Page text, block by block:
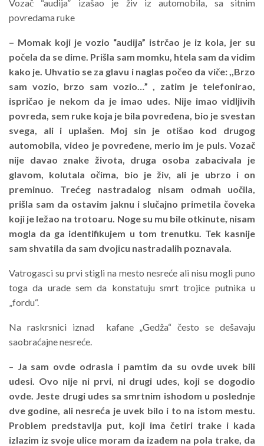
Vozač “audija” izašao je živ iz automobila, sa sitnim
povredama ruke
– Momak koji je vozio “audija” istrčao je iz kola, jer su
počela da se dime. Prišla sam momku, htela sam da vidim
kako je. Uhvatio se za glavu i naglas počeo da viče: ,,Brzo
sam vozio, brzo sam vozio…” , zatim je telefonirao,
ispričao je nekom da je imao udes. Nije imao vidljivih
povreda, sem ruke koja je bila povređena, bio je svestan
svega, ali i uplašen. Moj sin je otišao kod drugog
automobila, video je povređene, merio im je puls. Vozač
nije davao znake života, druga osoba zabacivala je
glavom, kolutala očima, bio je živ, ali je ubrzo i on
preminuo. Trećeg nastradalog nisam odmah uočila,
prišla sam da ostavim jaknu i slučajno primetila čoveka
koji je ležao na trotoaru. Noge su mu bile otkinute, nisam
mogla da ga identifikujem u tom trenutku. Tek kasnije
sam shvatila da sam dvojicu nastradalih poznavala.
Vatrogasci su prvi stigli na mesto nesreće ali nisu mogli puno
toga da urade sem da konstatuju smrt trojice putnika u
„fordu“.
Na raskrsnici iznad kafane „Gedža“ često se dešavaju
saobraćajne nesreće.
– Ja sam ovde odrasla i pamtim da su ovde uvek bili
udesi. Ovo nije ni prvi, ni drugi udes, koji se dogodio
ovde. Jeste drugi udes sa smrtnim ishodom u poslednje
dve godine, ali nesreća je uvek bilo i to na istom mestu.
Problem predstavlja put, koji ima četiri trake i kada
izlazim iz svoje ulice moram da izađem na pola trake, da